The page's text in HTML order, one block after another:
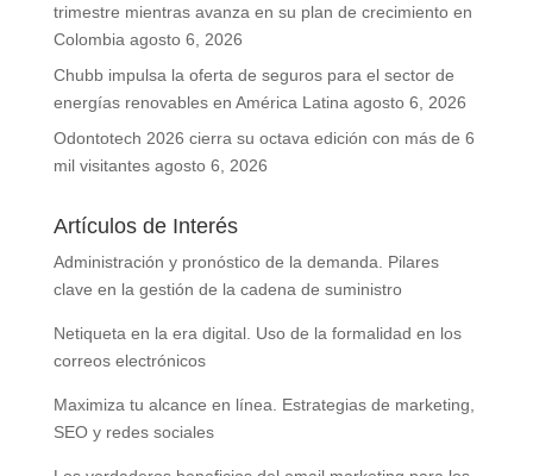
trimestre mientras avanza en su plan de crecimiento en
Colombia agosto 6, 2026
Chubb impulsa la oferta de seguros para el sector de
energías renovables en América Latina agosto 6, 2026
Odontotech 2026 cierra su octava edición con más de 6
mil visitantes agosto 6, 2026
Artículos de Interés
Administración y pronóstico de la demanda. Pilares
clave en la gestión de la cadena de suministro
Netiqueta en la era digital. Uso de la formalidad en los
correos electrónicos
Maximiza tu alcance en línea. Estrategias de marketing,
SEO y redes sociales